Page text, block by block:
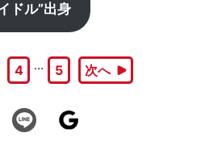
ドル”出身
4 … 5 次へ